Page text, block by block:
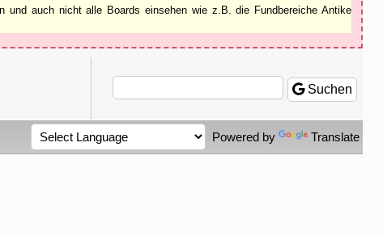
und auch nicht alle Boards einsehen wie z.B. die Fundbereiche Antike
Suchen
Powered by Translate